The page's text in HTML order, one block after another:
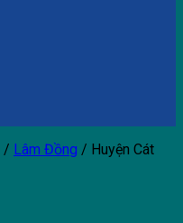
/ Lâm Đồng / Huyện Cát